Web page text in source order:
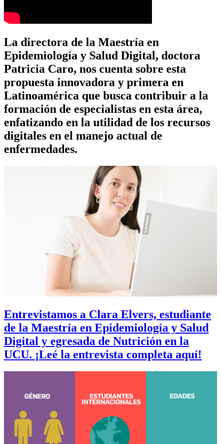
La directora de la Maestría en
Epidemiología y Salud Digital, doctora
Patricia Caro, nos cuenta sobre esta
propuesta innovadora y primera en
Latinoamérica que busca contribuir a la
formación de especialistas en esta área,
enfatizando en la utilidad de los recursos
digitales en el manejo actual de
enfermedades.
Entrevistamos a Clara Elvers, estudiante
de la Maestría en Epidemiología y Salud
Digital y egresada de Nutrición en la
UCU. ¡Leé la entrevista completa aquí!